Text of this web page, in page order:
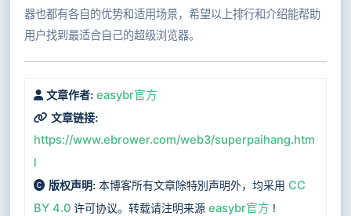
器也都有各自的优势和适用场景，希望以上排行和介绍能帮助
用户找到最适合自己的超级浏览器。
文章作者: easybr官方
文章链接:
https://www.ebrower.com/web3/superpaihang.htm
l
版权声明: 本博客所有文章除特別声明外，均采用CC
BY 4.0 许可协议。转载请注明来源easybr官方 !